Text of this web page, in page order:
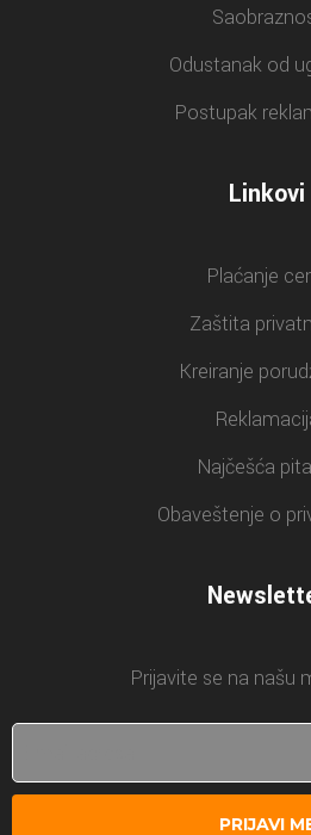
Odustanak od
Postupak
Linkovi
Plaćanje
Zaštita
Kreiranje
Najčešća
Obaveštenje o
Prijavite se na našu
PRIJAVI